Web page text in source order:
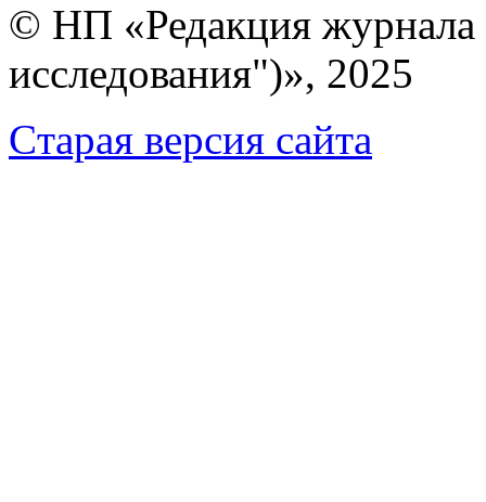
© НП «Редакция
исследования")», 2025
Cтарая версия сайта